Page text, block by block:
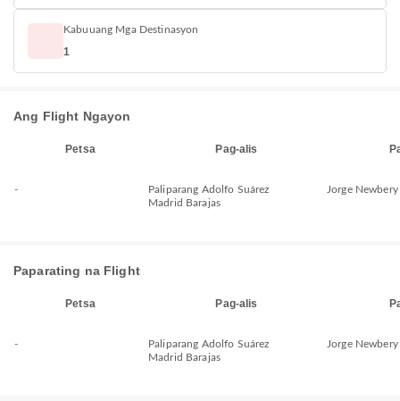
Kabuuang Mga Destinasyon
1
Ang Flight Ngayon
Petsa Pag-alis
-
Paliparang Adolfo Suárez
Madrid Barajas
Jorge
Paparating na Flight
Petsa Pag-alis
-
Paliparang Adolfo Suárez
Madrid Barajas
Jorge